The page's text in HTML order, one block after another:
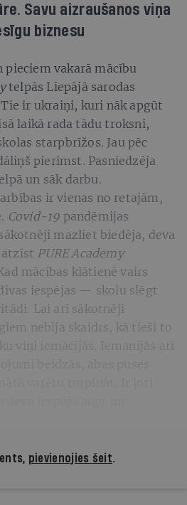
Savu aizraušanos viņa
biznesu
vakarā mācību
telpās Liepājā sarodas
ir ukraiņi, kuri nāk apgūt
laikā rada tādu troksni,
starpbrīžos. Jau pēc
pierimst. Pasniedzēja
un sāk darbu.
ir vienas no retajām,
Covid-19 pandēmijas
mazliet biedēja, deva
PURE Academy
mācības klātienē vairs
iespējas — skolu slēgt
Lai arī sākotnēji
nebija skaidrs, kā tieši to
viņi iemācījās. Iemanījās arī
pievienojies šeit.